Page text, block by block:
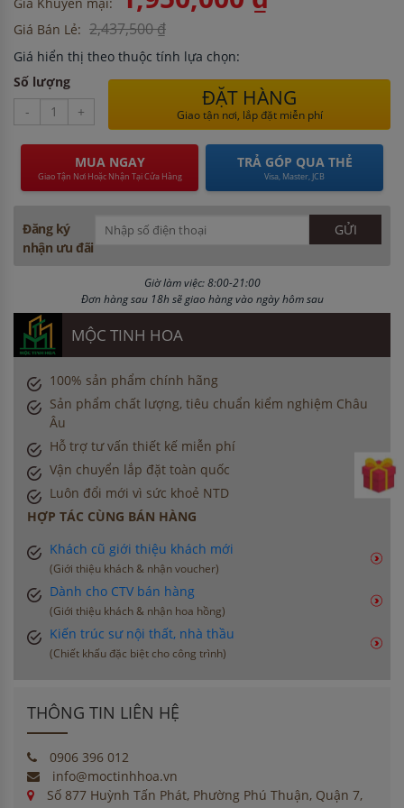
Giá Bán Lẻ: 2,437,500 ₫
Giá hiển thị theo thuộc tính lựa chọn:
Số lượng
-
+
ĐẶT HÀNG
Giao tận nơi, lắp đặt miễn phí
MUA NGAY
Giao Tận Nơi Hoặc Nhận Tại Cửa Hàng
TRẢ GÓP QUA THẺ
Visa, Master, JCB
Đăng ký
nhận ưu đãi
Giờ làm việc: 8:00-21:00
Đơn hàng sau 18h sẽ giao hàng vào ngày hôm sau
MỘC TINH HOA
100% sản phẩm chính hãng
Sản phẩm chất lượng, tiêu chuẩn kiểm nghiệm Châu
Âu
Hỗ trợ tư vấn thiết kế miễn phí
Vận chuyển lắp đặt toàn quốc
Luôn đổi mới vì sức khoẻ NTD
HỢP TÁC CÙNG BÁN HÀNG
Khách cũ giới thiệu khách mới
(Giới thiệu khách & nhận voucher)
Dành cho CTV bán hàng
(Giới thiệu khách & nhận hoa hồng)
Kiến trúc sư nội thất, nhà thầu
(Chiết khấu đặc biệt cho công trình)
THÔNG TIN LIÊN HỆ
0906 396 012
info@moctinhhoa.vn
Số 877 Huỳnh Tấn Phát, Phường Phú Thuận, Quận 7,